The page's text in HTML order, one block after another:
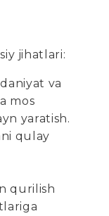
jihatlari:
va
mos
yaratish.
qulay
qurilish